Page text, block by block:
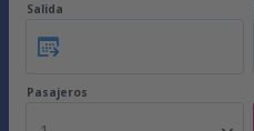
Salida
Pasajeros